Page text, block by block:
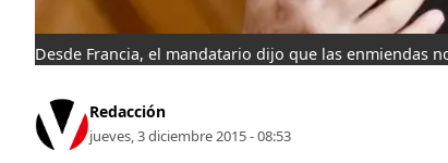
Desde Francia, el mandatario dijo que las enmiendas
Redacción
jueves, 3 diciembre 2015 - 08:53